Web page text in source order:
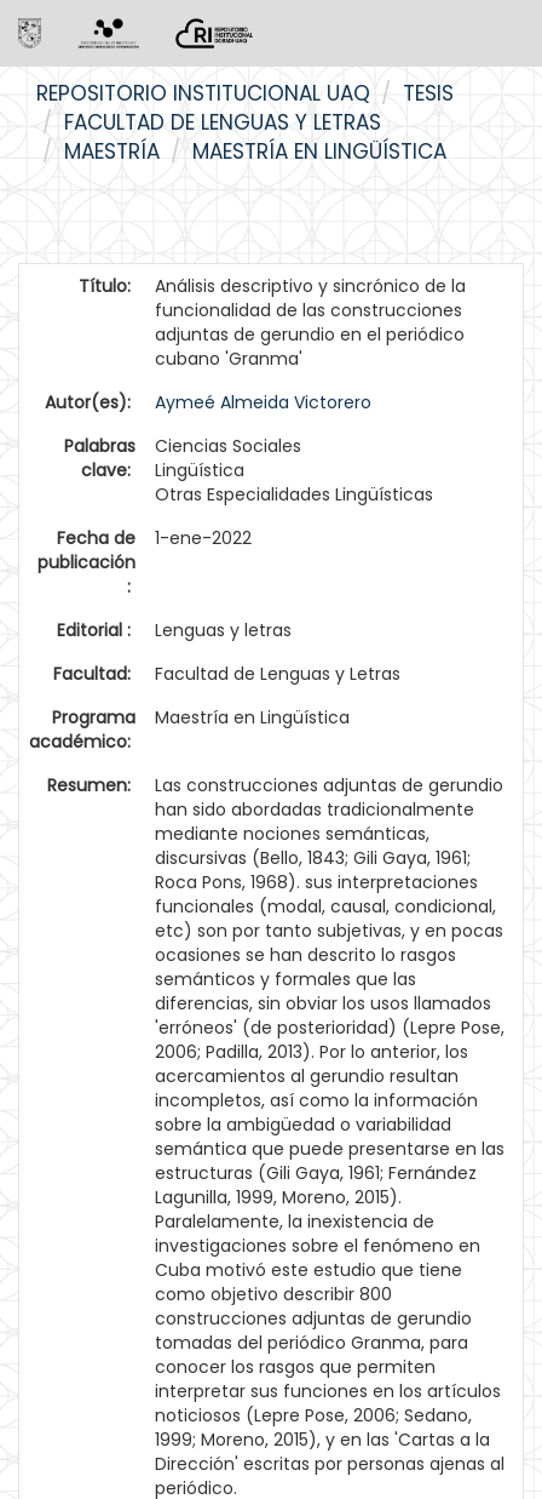
navigation
REPOSITORIO INSTITUCIONAL UAQ
TESIS
FACULTAD DE LENGUAS Y LETRAS
MAESTRÍA
MAESTRÍA EN LINGÜÍSTICA
Título:
Análisis descriptivo y sincrónico de la
funcionalidad de las construcciones
adjuntas de gerundio en el periódico
cubano 'Granma'
Autor(es):
Aymeé Almeida Victorero
Palabras
clave:
Ciencias Sociales
Lingüística
Otras Especialidades Lingüísticas
Fecha de
publicación
:
1-ene-2022
Editorial :
Lenguas y letras
Facultad:
Facultad de Lenguas y Letras
Programa
académico:
Maestría en Lingüística
Resumen:
Las construcciones adjuntas de gerundio
han sido abordadas tradicionalmente
mediante nociones semánticas,
discursivas (Bello, 1843; Gili Gaya, 1961;
Roca Pons, 1968). sus interpretaciones
funcionales (modal, causal, condicional,
etc) son por tanto subjetivas, y en pocas
ocasiones se han descrito lo rasgos
semánticos y formales que las
diferencias, sin obviar los usos llamados
'erróneos' (de posterioridad) (Lepre Pose,
2006; Padilla, 2013). Por lo anterior, los
acercamientos al gerundio resultan
incompletos, así como la información
sobre la ambigüedad o variabilidad
semántica que puede presentarse en las
estructuras (Gili Gaya, 1961; Fernández
Lagunilla, 1999, Moreno, 2015).
Paralelamente, la inexistencia de
investigaciones sobre el fenómeno en
Cuba motivó este estudio que tiene
como objetivo describir 800
construcciones adjuntas de gerundio
tomadas del periódico Granma, para
conocer los rasgos que permiten
interpretar sus funciones en los artículos
noticiosos (Lepre Pose, 2006; Sedano,
1999; Moreno, 2015), y en las 'Cartas a la
Dirección' escritas por personas ajenas al
periódico.